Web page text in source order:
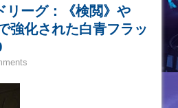
リーグ：《検閲》や
強化された白青フラッ